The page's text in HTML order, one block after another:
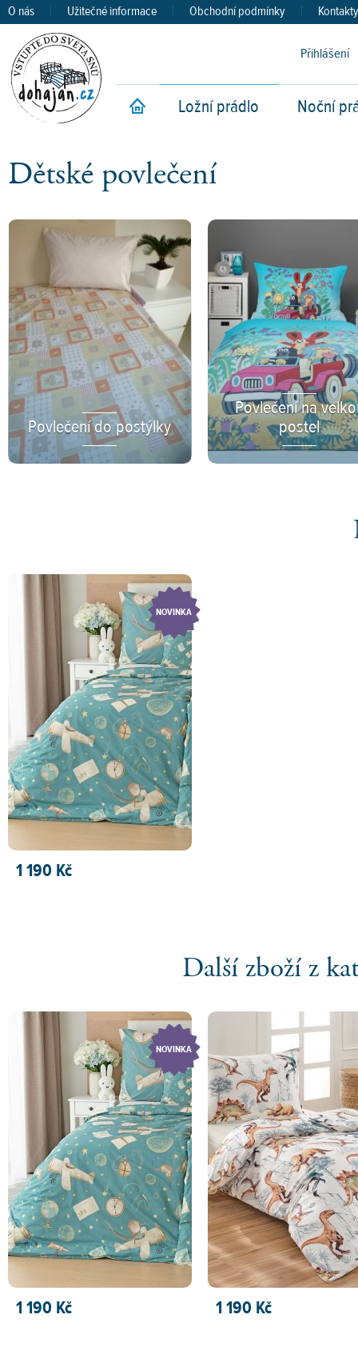
O nás | Užitečné informace | Obchodní podmínky | Kontakty
Přihlášení
Úvod
Ložní prádlo Noční
Dětské povlečení
Povlečení do postýlky
Povlečení na
postel
NOVINKA
1 190 Kč
Další zboží z
NOVINKA
1 190 Kč 1 190 Kč